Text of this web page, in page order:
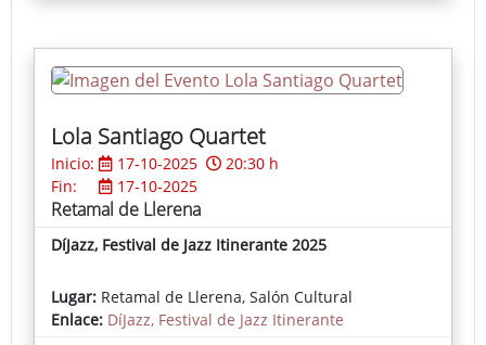
correspondientes a su categoría.
Lola Santiago Quartet
Inicio: 17-10-2025
20:30 h
Fin:
17-10-2025
Retamal de Llerena
DíJazz, Festival de Jazz Itinerante 2025
Lugar: Retamal de Llerena, Salón Cultural
Enlace: DíJazz, Festival de Jazz Itinerante